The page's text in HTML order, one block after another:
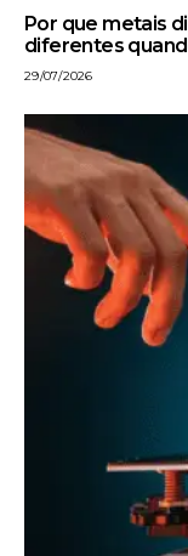
Por que metais
diferentes
29/07/2026